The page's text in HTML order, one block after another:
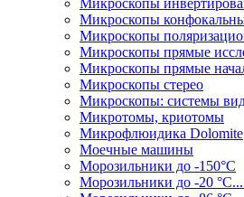
Микроскопы
Микроскопы
Микроскопы прямые
Микроскопы прямые
Микроскопы стерео
Микроскопы: системы
Микротомы, криотомы
Микрофлюидика Dolomite
Моечные машины
Морозильники до -150°С
Морозильники до -20 °C...